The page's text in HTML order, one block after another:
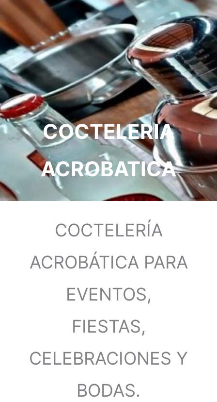
COCTELERIA
ACROBATICA
COCTELERÍA
ACROBÁTICA PARA
EVENTOS,
FIESTAS,
CELEBRACIONES Y
BODAS.